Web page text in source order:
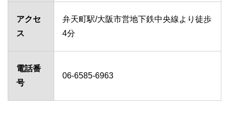
アクセ
ス
弁天町駅/大阪市営地下鉄中央線より徒歩
4分
電話番
号
06-6585-6963